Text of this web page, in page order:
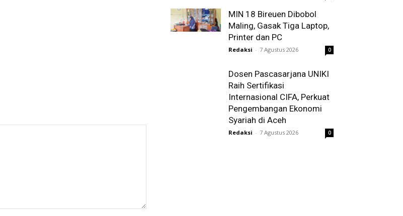
MIN 18 Bireuen Dibobol
Maling, Gasak Tiga Laptop,
Printer dan PC
Redaksi - 7 Agustus 2026 0
Dosen Pascasarjana UNIKI
Raih Sertifikasi
Internasional CIFA, Perkuat
Pengembangan Ekonomi
Syariah di Aceh
Redaksi - 7 Agustus 2026 0